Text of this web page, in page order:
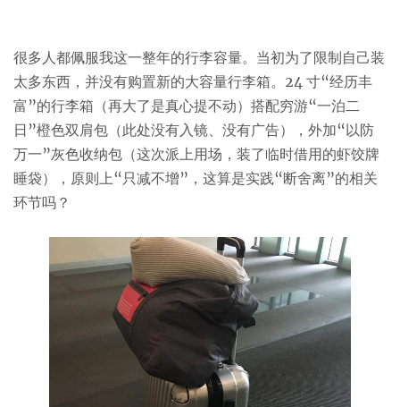
很多人都佩服我这一整年的行李容量。当初为了限制自己装
太多东西，并没有购置新的大容量行李箱。24 寸“经历丰
富”的行李箱（再大了是真心提不动）搭配穷游“一泊二
日”橙色双肩包（此处没有入镜、没有广告），外加“以防
万一”灰色收纳包（这次派上用场，装了临时借用的虾饺牌
睡袋），原则上“只减不增”，这算是实践“断舍离”的相关
环节吗？